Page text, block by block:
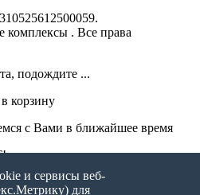
комплексы . Все права
и сервисы веб-
для
подождите ...
корзину
с Вами в ближайшее время
перед отправкой.